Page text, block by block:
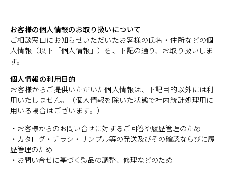
お客様の個人情報のお取り扱いについて
ご相談窓口にお知らせいただいたお客様の氏名・住所などの個
人情報（以下「個人情報」）を、下記の通り、お取り扱いしま
す。
個人情報の利用目的
お客様からご提供いただいた個人情報は、下記目的以外には利
用いたしません。（個人情報を除いた状態で社内統計処理用に
用いる場合はございます。）
・お客様からのお問い合せに対するご回答や履歴管理のため
・カタログ・チラシ・サンプル等の発送及びその確認ならびに履
歴管理のため
・お問い合せに基づく製品の調整、修理などのため